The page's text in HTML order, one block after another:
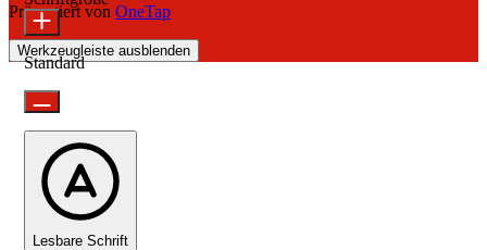
Präsentiert von OneTap
Werkzeugleiste ausblenden
Standard
Lesbare Schrift